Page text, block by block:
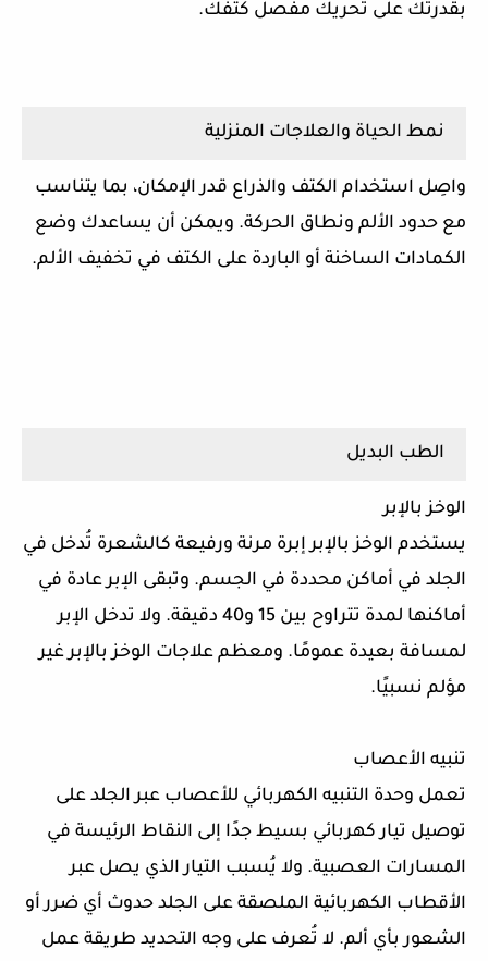
بقدرتك على تحريك مفصل كتفك.
نمط الحياة والعلاجات المنزلية
واصِل استخدام الكتف والذراع قدر الإمكان، بما يتناسب
مع حدود الألم ونطاق الحركة. ويمكن أن يساعدك وضع
الكمادات الساخنة أو الباردة على الكتف في تخفيف الألم.
الطب البديل
الوخز بالإبر
يستخدم الوخز بالإبر إبرة مرنة ورفيعة كالشعرة تُدخل في
الجلد في أماكن محددة في الجسم. وتبقى الإبر عادة في
أماكنها لمدة تتراوح بين 15 و40 دقيقة. ولا تدخل الإبر
لمسافة بعيدة عمومًا. ومعظم علاجات الوخز بالإبر غير
مؤلم نسبيًا.
تنبيه الأعصاب
تعمل وحدة التنبيه الكهربائي للأعصاب عبر الجلد على
توصيل تيار كهربائي بسيط جدًا إلى النقاط الرئيسة في
المسارات العصبية. ولا يُسبب التيار الذي يصل عبر
الأقطاب الكهربائية الملصقة على الجلد حدوث أي ضرر أو
الشعور بأي ألم. لا تُعرف على وجه التحديد طريقة عمل